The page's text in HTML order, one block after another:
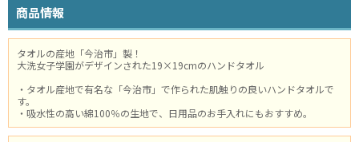
商品情報
タオルの産地「今治市」製！
大洗女子学園がデザインされた19×19cmのハンドタオル
・タオル産地で有名な「今治市」で作られた肌触りの良いハンドタオルで
す。
・吸水性の高い綿100％の生地で、日用品のお手入れにもおすすめ。